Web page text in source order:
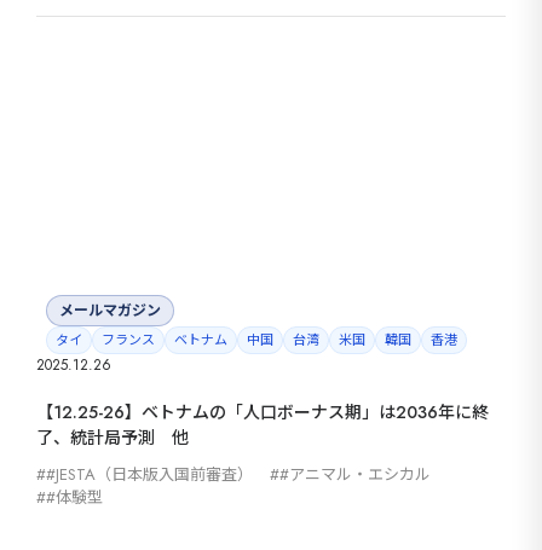
メールマガジン
タイ フランス ベトナム 中国 台湾 米国 韓国 香港
2025.12.26
【12.25-26】ベトナムの「人口ボーナス期」は2036年に終
了、統計局予測 他
#JESTA（日本版入国前審査）
#アニマル・エシカル
#体験型